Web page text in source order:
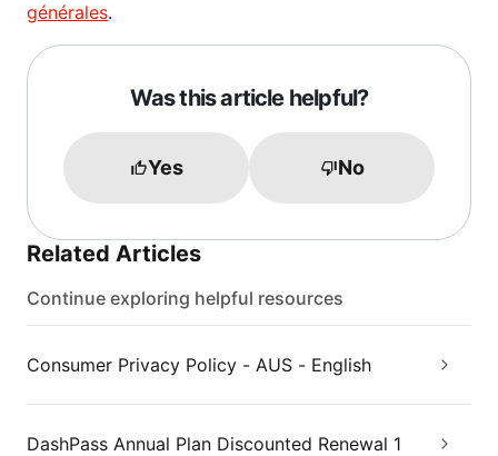
générales.
Was this article helpful?
Yes No
Related Articles
Continue exploring helpful resources
Consumer Privacy Policy - AUS - English
DashPass Annual Plan Discounted Renewal 1